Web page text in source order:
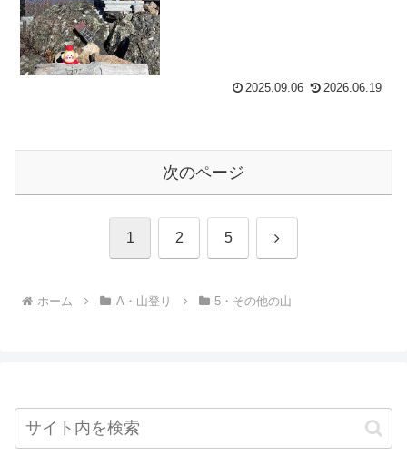
2025.09.06 2026.06.19
次のページ
1 2 5 次
ホーム A・山登り 5・その他の山